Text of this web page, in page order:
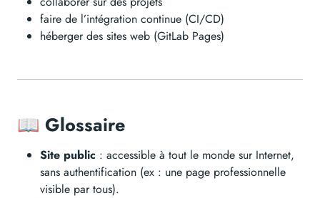
faire de l’intégration continue (CI/CD)
héberger des sites web (GitLab Pages)
📖 Glossaire
Site public : accessible à tout le monde sur Internet,
sans authentification (ex : une page professionnelle
visible par tous).